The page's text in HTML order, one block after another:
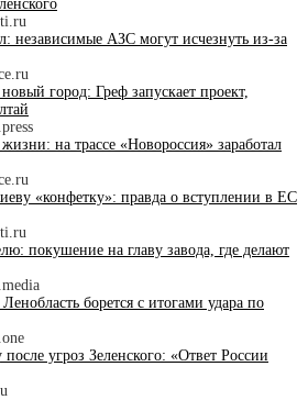
независимые АЗС могут исчезнуть из-за
город: Греф запускает проект,
на трассе «Новороссия» заработал
«конфетку»: правда о вступлении в ЕС
покушение на главу завода, где делают
борется с итогами удара по
после угроз Зеленского: «Ответ России